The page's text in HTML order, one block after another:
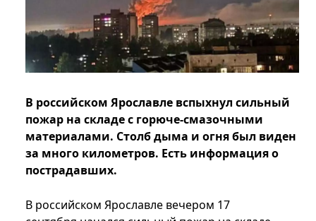
В российском Ярославле вспыхнул сильный
пожар на складе с горюче-смазочными
материалами. Столб дыма и огня был виден
за много километров. Есть информация о
пострадавших.
В российском Ярославле вечером 17